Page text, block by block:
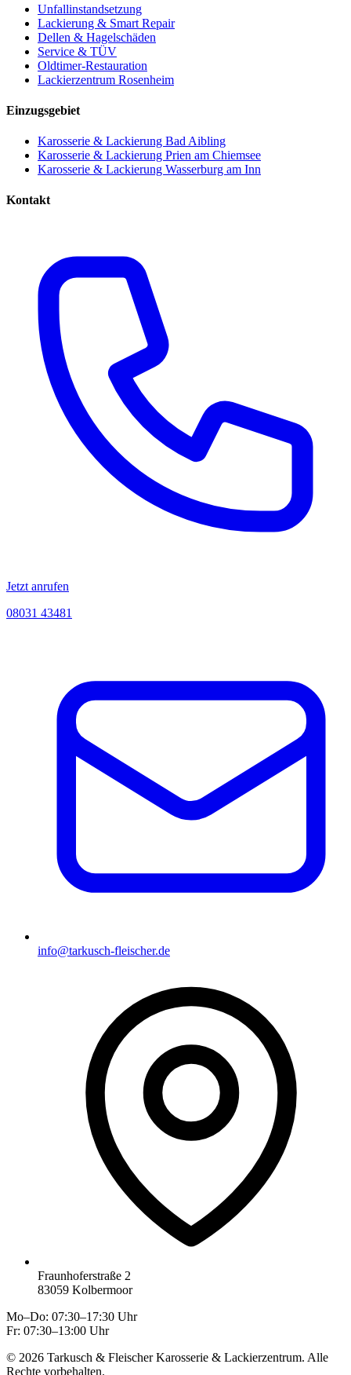
Unfallinstandsetzung
Lackierung & Smart Repair
Dellen & Hagelschäden
Service & TÜV
Oldtimer-Restauration
Lackierzentrum Rosenheim
Einzugsgebiet
Karosserie & Lackierung Bad Aibling
Karosserie & Lackierung Prien am Chiemsee
Karosserie & Lackierung Wasserburg am Inn
Kontakt
Jetzt anrufen
08031 43481
info@tarkusch-fleischer.de
Fraunhoferstraße 2
83059 Kolbermoor
Mo–Do: 07:30–17:30 Uhr
Fr: 07:30–13:00 Uhr
© 2026 Tarkusch & Fleischer Karosserie & Lackierzentrum. Alle
Rechte vorbehalten.